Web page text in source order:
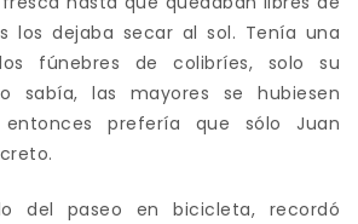
los dejaba secar al sol. Tenía una
fúnebres de colibríes, solo su
sabía, las mayores se hubiesen
prefería que sólo Juan
del paseo en bicicleta, recordó